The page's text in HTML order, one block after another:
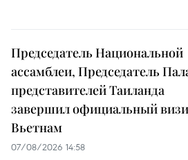
Председатель Национальной
ассамблеи, Председатель
представителей Таиланда
завершил официальный
Вьетнам
07/08/2026 14:58